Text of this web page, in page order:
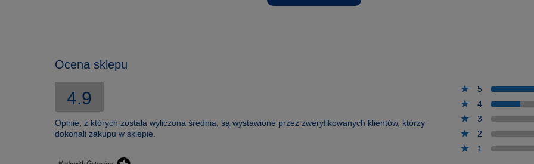
Ocena sklepu
4.9
Opinie, z których została wyliczona średnia, są wystawione przez zweryfikowanych klientów, którzy
dokonali zakupu w sklepie.
5
4
3
2
1